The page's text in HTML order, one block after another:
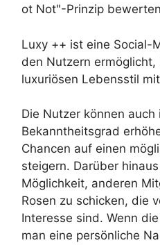
ot Not"-Prinzip
Luxy ++ ist eine Social-
den Nutzern ermöglicht,
luxuriösen Lebensstil
Die Nutzer können auch
Bekanntheitsgrad
Chancen auf einen
steigern. Darüber
Möglichkeit, anderen
Rosen zu schicken, die
Interesse sind. Wenn
man eine persönliche